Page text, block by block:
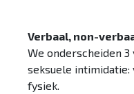
Verbaal, non-
We onderscheiden
seksuele
fysiek.